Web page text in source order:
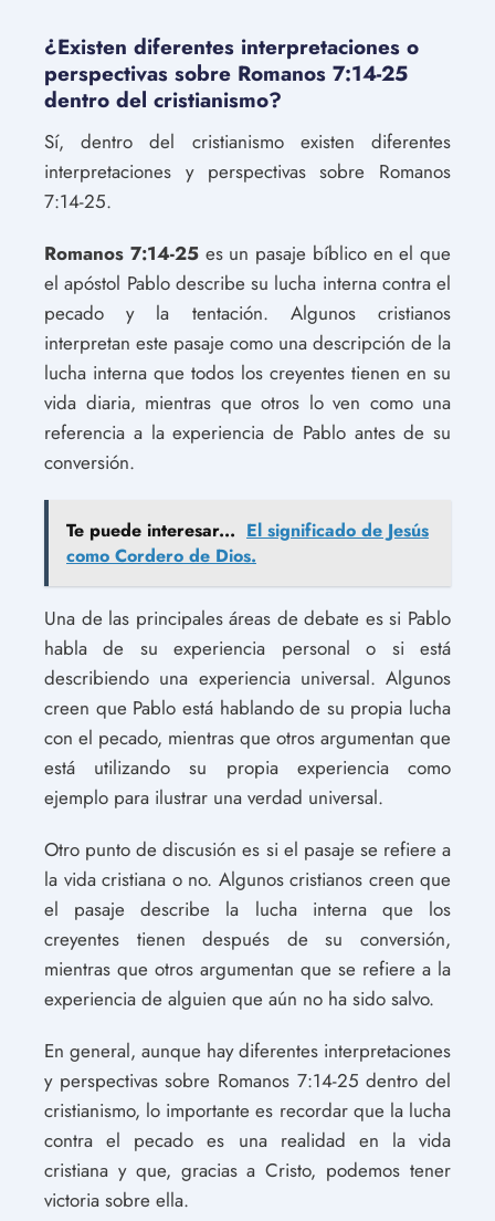
¿Existen diferentes interpretaciones o
perspectivas sobre Romanos 7:14-25
dentro del cristianismo?
Sí, dentro del cristianismo existen diferentes
interpretaciones y perspectivas sobre Romanos
7:14-25.
Romanos 7:14-25es un pasaje bíblico en el que
el apóstol Pablo describe su lucha interna contra el
pecado y la tentación. Algunos cristianos
interpretan este pasaje como una descripción de la
lucha interna que todos los creyentes tienen en su
vida diaria, mientras que otros lo ven como una
referencia a la experiencia de Pablo antes de su
conversión.
Te puede interesar... El significado de Jesús
como Cordero de Dios.
Una de las principales áreas de debate es si Pablo
habla de su experiencia personal o si está
describiendo una experiencia universal. Algunos
creen que Pablo está hablando de su propia lucha
con el pecado, mientras que otros argumentan que
está utilizando su propia experiencia como
ejemplo para ilustrar una verdad universal.
Otro punto de discusión es si el pasaje se refiere a
la vida cristiana o no. Algunos cristianos creen que
el pasaje describe la lucha interna que los
creyentes tienen después de su conversión,
mientras que otros argumentan que se refiere a la
experiencia de alguien que aún no ha sido salvo.
En general, aunque hay diferentes interpretaciones
y perspectivas sobre Romanos 7:14-25 dentro del
cristianismo, lo importante es recordar que la lucha
contra el pecado es una realidad en la vida
cristiana y que, gracias a Cristo, podemos tener
victoria sobre ella.